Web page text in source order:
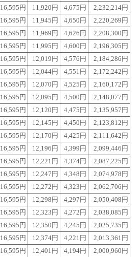
16,595円 11,920円 4,675円
2,232,214円
16,595円 11,945円 4,650円
2,220,269円
16,595円 11,969円 4,626円
2,208,300円
16,595円 11,995円 4,600円
2,196,305円
16,595円 12,019円 4,576円
2,184,286円
16,595円 12,044円 4,551円
2,172,242円
16,595円 12,070円 4,525円
2,160,172円
16,595円 12,095円 4,500円
2,148,077円
16,595円 12,120円 4,475円
2,135,957円
16,595円 12,145円 4,450円
2,123,812円
16,595円 12,170円 4,425円
2,111,642円
16,595円 12,196円 4,399円
2,099,446円
16,595円 12,221円 4,374円
2,087,225円
16,595円 12,247円 4,348円
2,074,978円
16,595円 12,272円 4,323円
2,062,706円
16,595円 12,298円 4,297円
2,050,408円
16,595円 12,323円 4,272円
2,038,085円
16,595円 12,350円 4,245円
2,025,735円
16,595円 12,374円 4,221円
2,013,361円
16,595円 12,401円 4,194円
2,000,960円